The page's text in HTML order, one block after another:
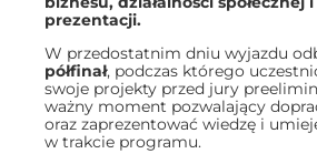
prezentacji.
W przedostatnim dniu wyjazdu
półfinał, podczas którego
swoje projekty przed jury
ważny moment pozwalający
oraz zaprezentować wiedzę i
w trakcie programu.